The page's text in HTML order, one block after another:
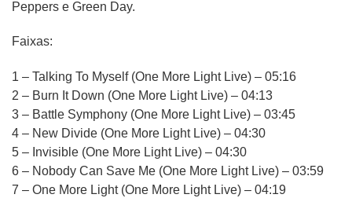
Peppers e Green Day.
Faixas:
1 – Talking To Myself (One More Light Live) – 05:16
2 – Burn It Down (One More Light Live) – 04:13
3 – Battle Symphony (One More Light Live) – 03:45
4 – New Divide (One More Light Live) – 04:30
5 – Invisible (One More Light Live) – 04:30
6 – Nobody Can Save Me (One More Light Live) – 03:59
7 – One More Light (One More Light Live) – 04:19